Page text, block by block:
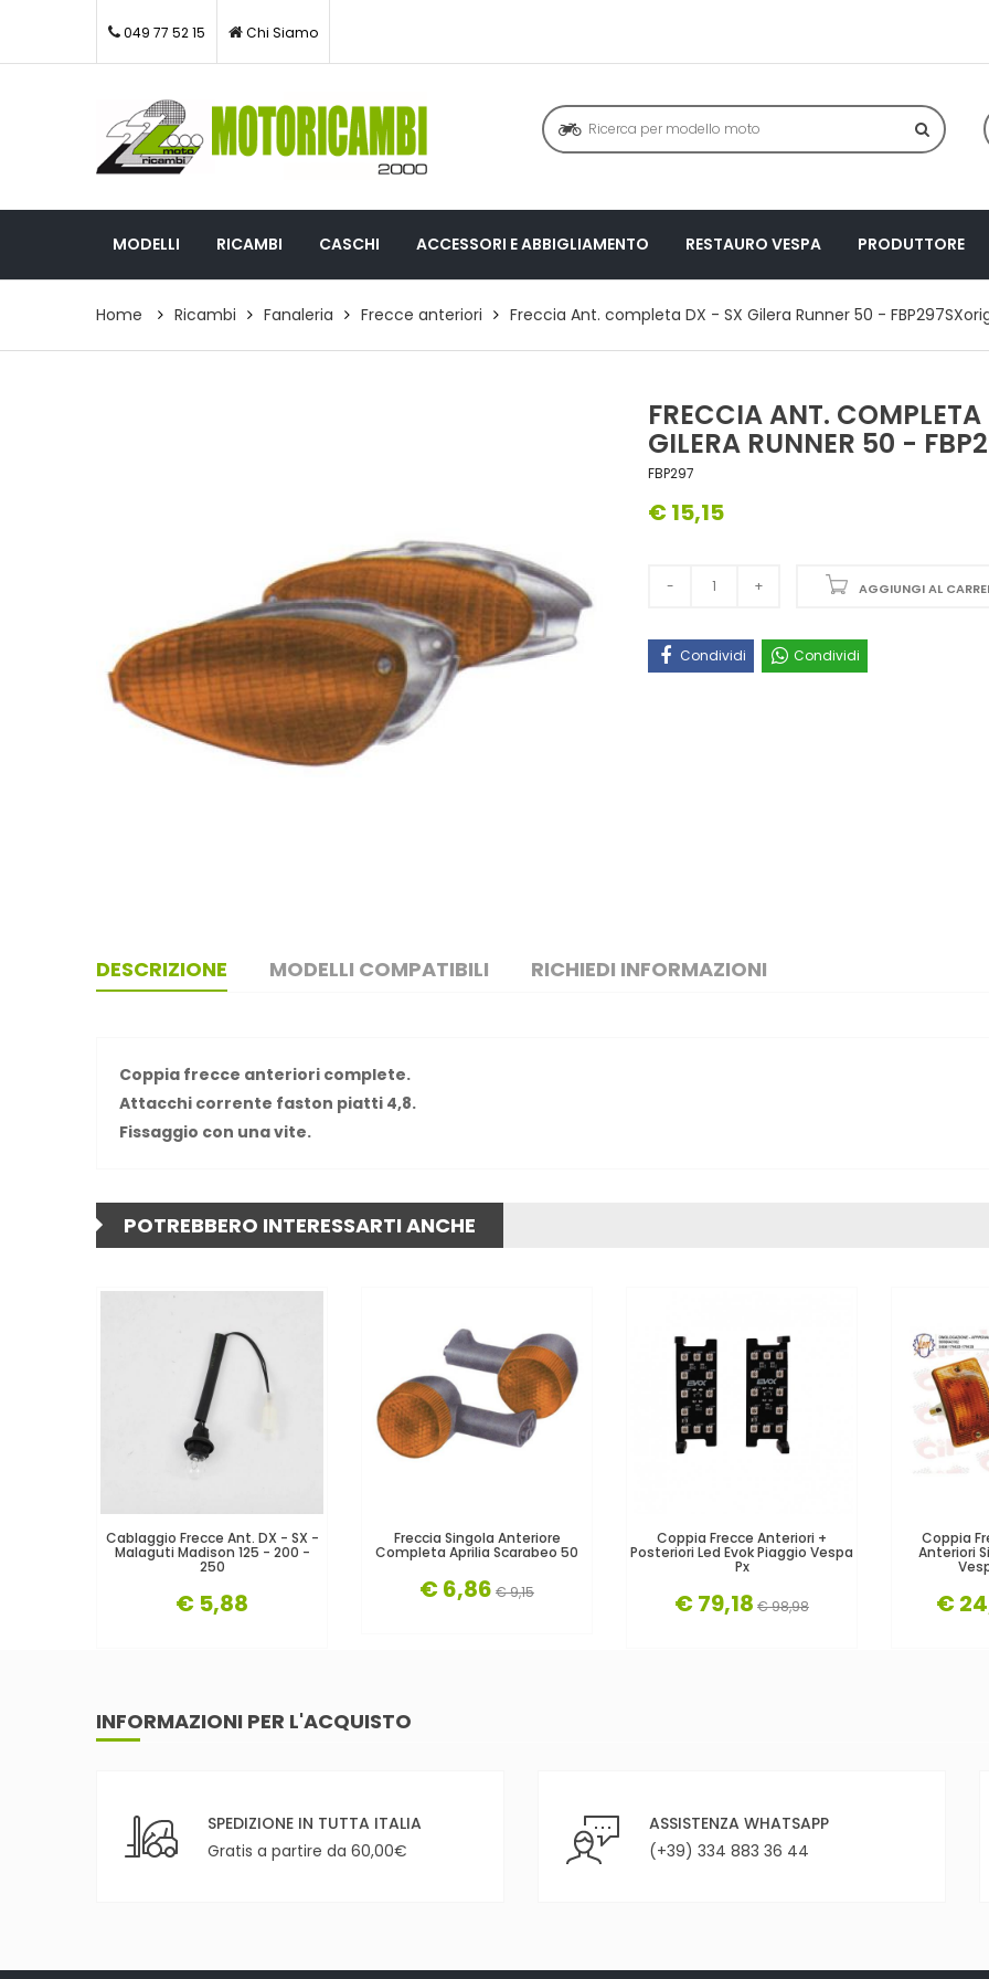
049 77 52 15 Chi Siamo
MODELLI RICAMBI CASCHI ACCESSORI E ABBIGLIAMENTO RESTAURO VESPA PRODUTTORE
Home Ricambi Fanaleria Frecce anteriori Freccia Ant. completa DX - SX Gilera Runner 50 -
FRECCIA ANT.
GILERA RUNNER 50 -
FBP297
€ 15,15
AGGIUNGI AL
Condividi Condividi
DESCRIZIONE MODELLI COMPATIBILI RICHIEDI INFORMAZIONI
Coppia frecce anteriori complete.
Attacchi corrente faston piatti 4,8.
Fissaggio con una vite.
POTREBBERO INTERESSARTI ANCHE
Cablaggio Frecce Ant. DX - SX -
Malaguti Madison 125 - 200 -
250
€ 5,88
Freccia Singola Anteriore
Completa Aprilia Scarabeo 50
€ 6,86 € 9,15
Coppia Frecce Anteriori +
Posteriori Led Evok Piaggio Vespa
Px
€ 79,18 € 98,98
Coppia
Anteriori
€
INFORMAZIONI PER L'ACQUISTO
SPEDIZIONE IN TUTTA ITALIA
Gratis a partire da 60,00€
ASSISTENZA WHATSAPP
(+39) 334 883 36 44